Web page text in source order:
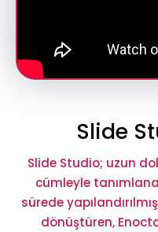
Slide
Slide Studio; uzun
cümleyle
sürede
dönüştüren,